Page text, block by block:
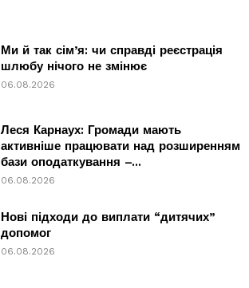
Ми й так сім’я: чи справді реєстрація
шлюбу нічого не змінює
06.08.2026
Леся Карнаух: Громади мають
активніше працювати над розширенням
бази оподаткування –...
06.08.2026
Нові підходи до виплати “дитячих”
допомог
06.08.2026